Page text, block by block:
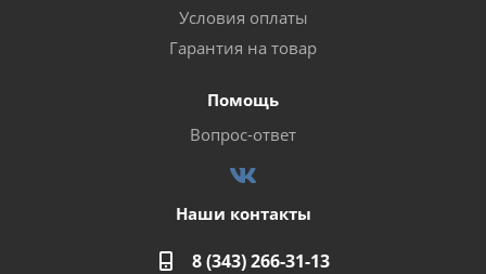
Условия оплаты
Гарантия на товар
Помощь
Вопрос-ответ
Наши контакты
8 (343) 266-31-13